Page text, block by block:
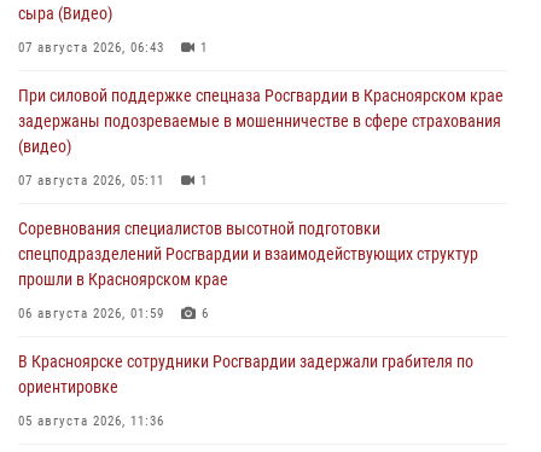
сыра (Видео)
07 августа 2026, 06:43 1
При силовой поддержке спецназа Росгвардии в Красноярском крае
задержаны подозреваемые в мошенничестве в сфере страхования
(видео)
07 августа 2026, 05:11 1
Соревнования специалистов высотной подготовки
спецподразделений Росгвардии и взаимодействующих структур
прошли в Красноярском крае
06 августа 2026, 01:59 6
В Красноярске сотрудники Росгвардии задержали грабителя по
ориентировке
05 августа 2026, 11:36